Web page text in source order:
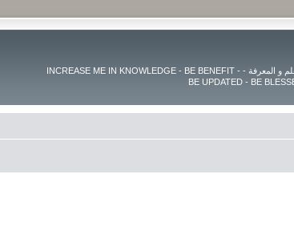
موقع زدنى علما zdny3lma - عالم بلا حدود من العلم و التعلم و المعرفة - INCREASE ME IN KNOWLEDGE - BE BENEFIT -